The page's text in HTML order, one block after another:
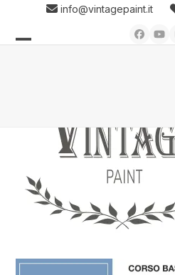
content
info@vintagepaint.it